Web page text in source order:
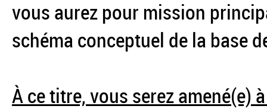
vous aurez pour mission
schéma conceptuel de la base
À ce titre, vous serez amené(e)